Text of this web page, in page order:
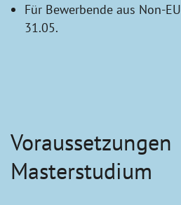
Für Bewerbende aus Non-
31.05.
Voraussetzungen
Masterstudium